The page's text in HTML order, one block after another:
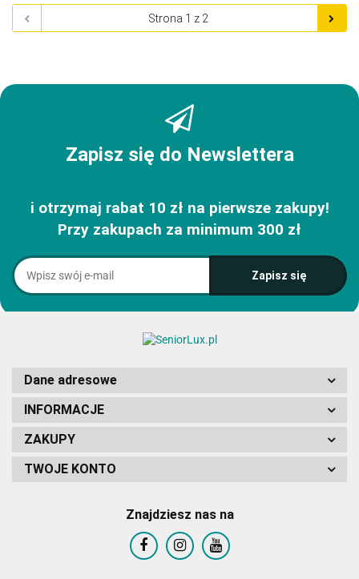
Zapisz się do Newslettera
i otrzymaj rabat 10 zł na pierwsze zakupy!
Przy zakupach za minimum 300 zł
Dane adresowe
INFORMACJE
ZAKUPY
TWOJE KONTO
Znajdziesz nas na